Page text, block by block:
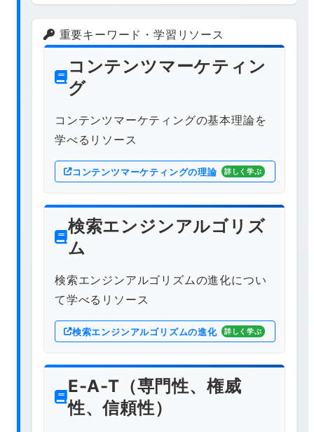
重要キーワード・学習リソース
コンテンツマーケティン
グ
コンテンツマーケティングの基本理論を
学べるリソース
コンテンツマーケティングの理論 詳しく学ぶ
検索エンジンアルゴリズ
ム
検索エンジンアルゴリズムの進化につい
て学べるリソース
検索エンジンアルゴリズムの進化 詳しく学ぶ
E-A-T（専門性、権威
性、信頼性）